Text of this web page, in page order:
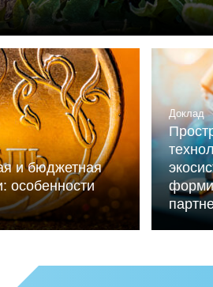
и предпринимателей (РСПП)
при участии
и бюджетная
особенности
Доклад